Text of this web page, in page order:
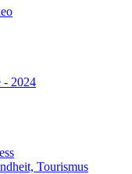
- 2024
Tourismus